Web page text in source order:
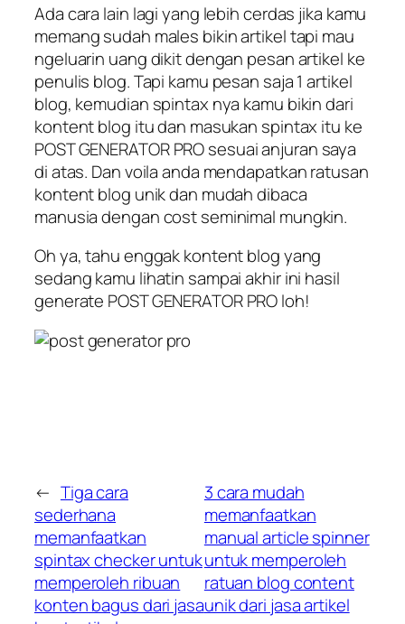
Ada cara lain lagi yang lebih cerdas jika kamu
memang sudah males bikin artikel tapi mau
ngeluarin uang dikit dengan pesan artikel ke
penulis blog. Tapi kamu pesan saja 1 artikel
blog, kemudian spintax nya kamu bikin dari
kontent blog itu dan masukan spintax itu ke
POST GENERATOR PRO sesuai anjuran saya
di atas. Dan voila anda mendapatkan ratusan
kontent blog unik dan mudah dibaca
manusia dengan cost seminimal mungkin.
Oh ya, tahu enggak kontent blog yang
sedang kamu lihatin sampai akhir ini hasil
generate POST GENERATOR PRO loh!
← Tiga cara
sederhana
memanfaatkan
spintax checker untuk
memperoleh ribuan
konten bagus dari jasa
3 cara mudah
memanfaatkan
manual article spinner
untuk memperoleh
ratuan blog content
unik dari jasa artikel